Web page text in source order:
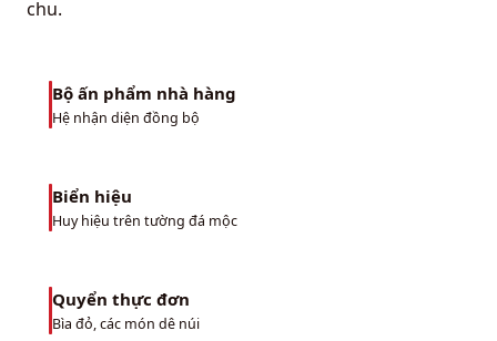
chu.
01
Bộ ấn phẩm nhà hàng
Hệ nhận diện đồng bộ
02
Biển hiệu
Huy hiệu trên tường đá mộc
03
Quyển thực đơn
Bìa đỏ, các món dê núi